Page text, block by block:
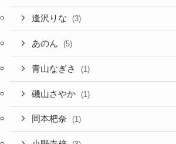
逢沢りな (3)
あのん (5)
青山なぎさ (1)
磯山さやか (1)
岡本杷奈 (1)